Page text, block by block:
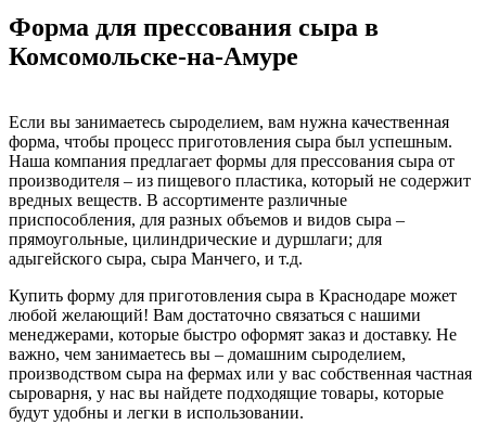
Форма для прессования сыра в
Комсомольске-на-Амуре
Если вы занимаетесь сыроделием, вам нужна качественная
форма, чтобы процесс приготовления сыра был успешным.
Наша компания предлагает формы для прессования сыра от
производителя – из пищевого пластика, который не содержит
вредных веществ. В ассортименте различные
приспособления, для разных объемов и видов сыра –
прямоугольные, цилиндрические и дуршлаги; для
адыгейского сыра, сыра Манчего, и т.д.
Купить форму для приготовления сыра в Краснодаре может
любой желающий! Вам достаточно связаться с нашими
менеджерами, которые быстро оформят заказ и доставку. Не
важно, чем занимаетесь вы – домашним сыроделием,
производством сыра на фермах или у вас собственная частная
сыроварня, у нас вы найдете подходящие товары, которые
будут удобны и легки в использовании.